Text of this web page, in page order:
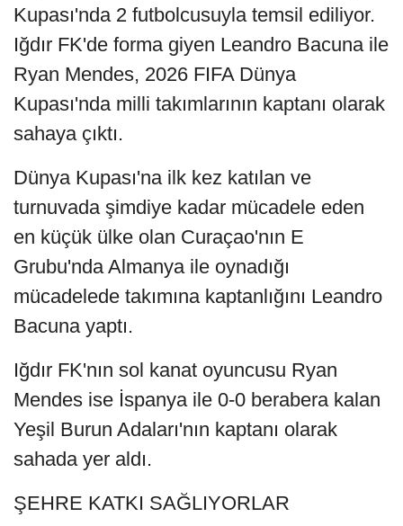
Kupası'nda 2 futbolcusuyla temsil ediliyor.
Iğdır FK'de forma giyen Leandro Bacuna ile
Ryan Mendes, 2026 FIFA Dünya
Kupası'nda milli takımlarının kaptanı olarak
sahaya çıktı.
Dünya Kupası'na ilk kez katılan ve
turnuvada şimdiye kadar mücadele eden
en küçük ülke olan Curaçao'nın E
Grubu'nda Almanya ile oynadığı
mücadelede takımına kaptanlığını Leandro
Bacuna yaptı.
Iğdır FK'nın sol kanat oyuncusu Ryan
Mendes ise İspanya ile 0-0 berabera kalan
Yeşil Burun Adaları'nın kaptanı olarak
sahada yer aldı.
ŞEHRE KATKI SAĞLIYORLAR